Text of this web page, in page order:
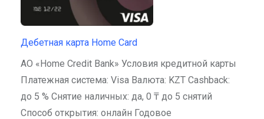
Дебетная карта Home Card
АО «Home Credit Bank» Условия кредитной карты
Платежная система: Visa Валюта: KZT Cashback:
до 5 % Снятие наличных: да, 0 ₸ до 5 снятий
Способ открытия: онлайн Годовое